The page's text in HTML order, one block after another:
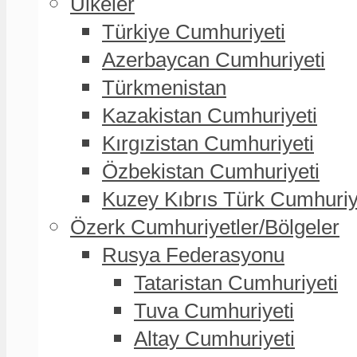
Türkiye Cumhuriyeti
Azerbaycan Cumhuriyeti
Türkmenistan
Kazakistan Cumhuriyeti
Kırgızistan Cumhuriyeti
Özbekistan Cumhuriyeti
Kuzey Kıbrıs Türk
Özerk Cumhuriyetler/Bölgeler
Rusya Federasyonu
Tataristan Cumhuriyeti
Tuva Cumhuriyeti
Altay Cumhuriyeti